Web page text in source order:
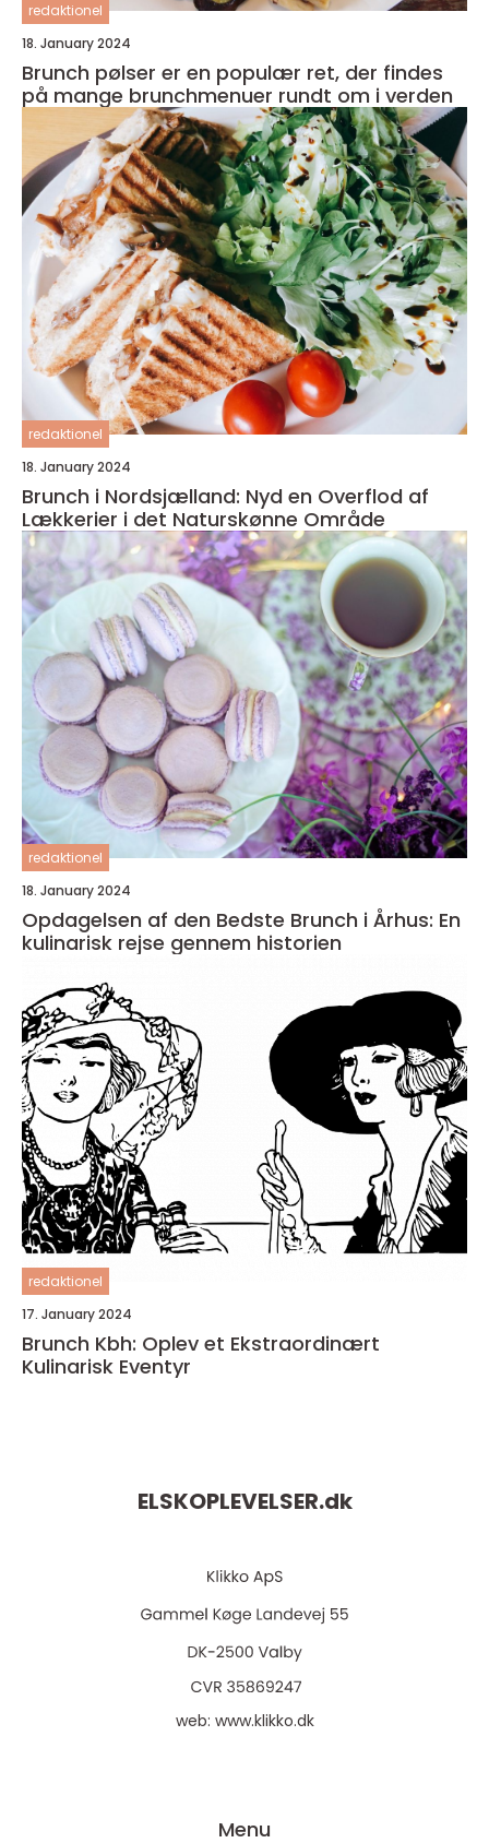
redaktionel
18. January 2024
Brunch pølser er en populær ret, der findes
på mange brunchmenuer rundt om i verden
redaktionel
18. January 2024
Brunch i Nordsjælland: Nyd en Overflod af
Lækkerier i det Naturskønne Område
redaktionel
18. January 2024
Opdagelsen af den Bedste Brunch i Århus: En
kulinarisk rejse gennem historien
redaktionel
17. January 2024
Brunch Kbh: Oplev et Ekstraordinært
Kulinarisk Eventyr
ELSKOPLEVELSER.dk
web: www.klikko.dk
Menu